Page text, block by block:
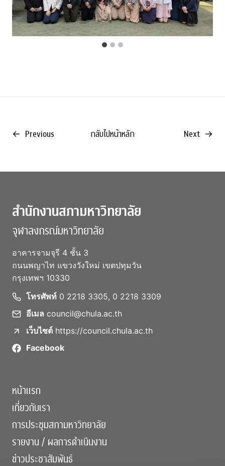
← Previous กลับไปหน้าหลัก Next →
สำนักงานสภามหาวิทยาลัย
จุฬาลงกรณ์มหาวิทยาลัย
อาคารจามจุรี 4 ชั้น 3
ถนนพญาไท แขวงวังใหม่ เขตปทุมวัน
กรุงเทพฯ 10330
โทรศัพท์ 0 2218 3305, 0 2218 3309
อีเมล council@chula.ac.th
เว็บไซต์ https://council.chula.ac.th
Facebook
หน้าแรก
เกี่ยวกับเรา
การประชุมสภามหาวิทยาลัย
รายงาน / ผลการดำเนินงาน
ข่าวประชาสัมพันธ์